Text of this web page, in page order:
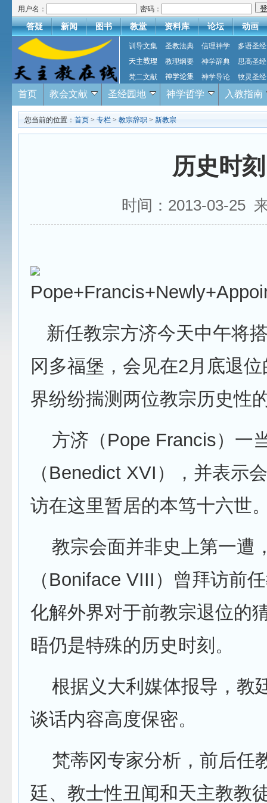
用户名： 密码：
答疑 新闻 图书 教堂 资料库 论坛 动画
训导文集 圣教法典 信理神学
多语圣经
天主教理
教理纲要 神学辞典
思高圣经
梵二文献
神学论集 神学导论 牧灵圣经
首页 教会文献 圣经园地 神学哲学 入教指南
您当前的位置： 首页 > 专栏 > 教宗辞职 > 新教宗
历史时
时间：2013-03-25
新任教宗方济今天中午将
冈多福堡，会见在2月底退
界纷纷揣测两位教宗历史性
方济（Pope Francis）一
（Benedict XVI），并表示
访在这里暂居的本笃十六世
教宗会面并非史上第一遭
（Boniface VIII）曾拜访前
化解外界对于前教宗退位的
晤仍是特殊的历史时刻。
根据义大利媒体报导，教
谈话内容高度保密。
梵蒂冈专家分析，前后任
廷、教士性丑闻和天主教教